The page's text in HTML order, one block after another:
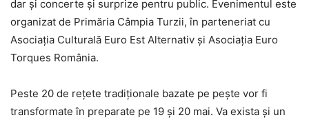
dar şi concerte şi surprize pentru public. Evenimentul este
organizat de Primăria Câmpia Turzii, în parteneriat cu
Asociaţia Culturală Euro Est Alternativ şi Asociaţia Euro
Torques România.
Peste 20 de reţete tradiţionale bazate pe peşte vor fi
transformate în preparate pe 19 şi 20 mai. Va exista şi un